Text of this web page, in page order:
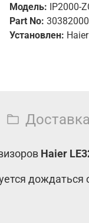
Модель: IP2000-
Part No:
Установлен:
Доставка
Haier
дождаться